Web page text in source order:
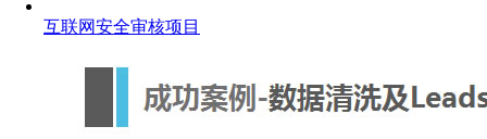
互联网安全审核项目